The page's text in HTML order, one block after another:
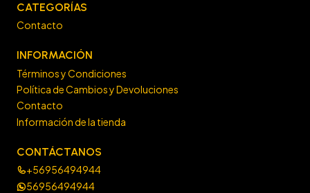
CATEGORÍAS
Contacto
INFORMACIÓN
Términos y Condiciones
Política de Cambios y Devoluciones
Contacto
Información de la tienda
CONTÁCTANOS
+56956494944
56956494944